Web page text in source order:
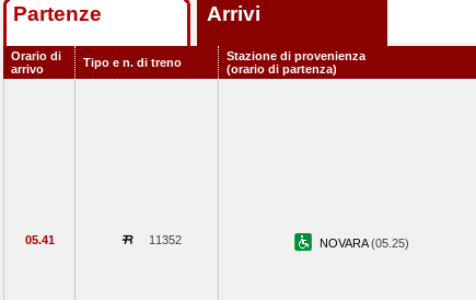
Partenze Arrivi
Orario di
arrivo
Tipo e n. di treno
Stazione di provenienza
(orario di partenza)
05.41 11352 NOVARA(05.25)